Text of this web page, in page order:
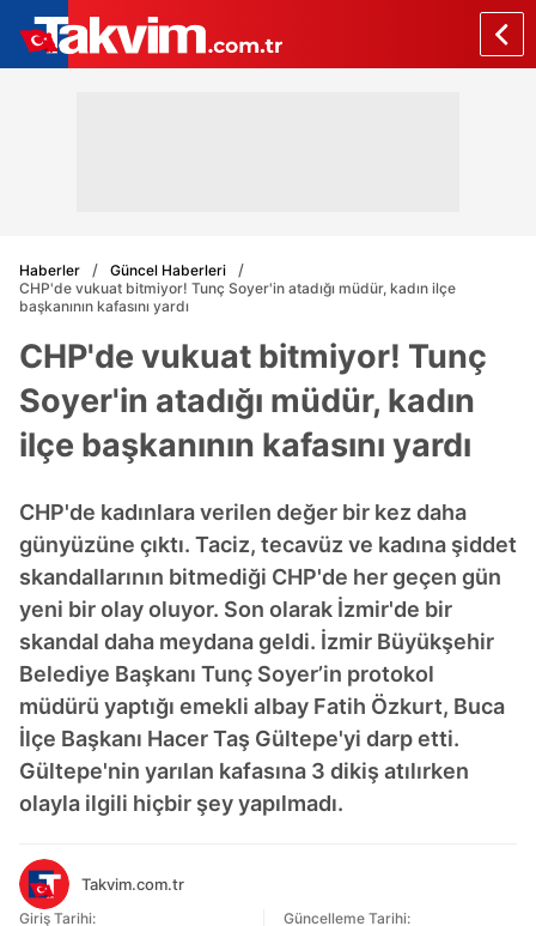
Haberler
Güncel Haberleri
CHP'de vukuat bitmiyor! Tunç Soyer'in atadığı müdür, kadın ilçe
başkanının kafasını yardı
CHP'de vukuat bitmiyor! Tunç
Soyer'in atadığı müdür, kadın
ilçe başkanının kafasını yardı
CHP'de kadınlara verilen değer bir kez daha
günyüzüne çıktı. Taciz, tecavüz ve kadına şiddet
skandallarının bitmediği CHP'de her geçen gün
yeni bir olay oluyor. Son olarak İzmir'de bir
skandal daha meydana geldi. İzmir Büyükşehir
Belediye Başkanı Tunç Soyer’in protokol
müdürü yaptığı emekli albay Fatih Özkurt, Buca
İlçe Başkanı Hacer Taş Gültepe'yi darp etti.
Gültepe'nin yarılan kafasına 3 dikiş atılırken
olayla ilgili hiçbir şey yapılmadı.
Takvim.com.tr
Giriş Tarihi:
Güncelleme Tarihi: